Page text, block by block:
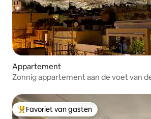
Appartement
Zonnig appartement aan de voet van
Topfavoriet van gasten
Favoriet van gasten